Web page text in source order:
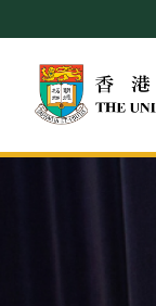
to
main
content